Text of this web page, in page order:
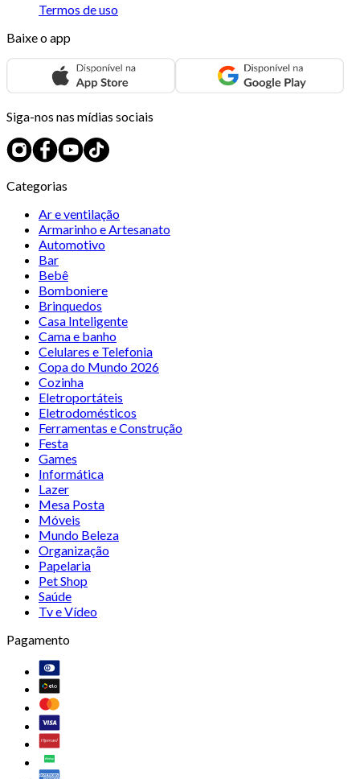
Termos de uso
Baixe o app
Siga-nos nas mídias sociais
Categorias
Ar e ventilação
Armarinho e Artesanato
Automotivo
Bar
Bebê
Bomboniere
Brinquedos
Casa Inteligente
Cama e banho
Celulares e Telefonia
Copa do Mundo 2026
Cozinha
Eletroportáteis
Eletrodomésticos
Ferramentas e Construção
Festa
Games
Informática
Lazer
Mesa Posta
Móveis
Mundo Beleza
Organização
Papelaria
Pet Shop
Saúde
Tv e Vídeo
Pagamento